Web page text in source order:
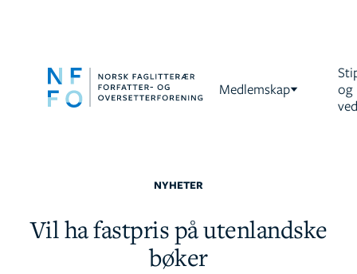
Medlemskap
og
NYHETER
Vil ha fastpris på utenlandske
bøker